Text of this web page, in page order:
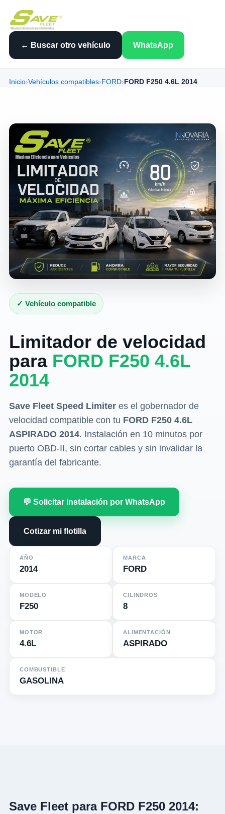
← Buscar otro vehículo WhatsApp
Inicio›Vehículos compatibles› FORD› FORD F250 4.6L 2014
✓ Vehículo compatible
Limitador de velocidad
para FORD F250 4.6L
2014
Save Fleet Speed Limiteres el gobernador de
velocidad compatible con tu FORD F250 4.6L
ASPIRADO 2014. Instalación en 10 minutos por
puerto OBD-II, sin cortar cables y sin invalidar la
garantía del fabricante.
💬 Solicitar instalación por WhatsApp
Cotizar mi flotilla
AÑO
2014
MARCA
FORD
MODELO
F250
CILINDROS
8
MOTOR
4.6L
ALIMENTACIÓN
ASPIRADO
COMBUSTIBLE
GASOLINA
Save Fleet para FORD F250 2014: